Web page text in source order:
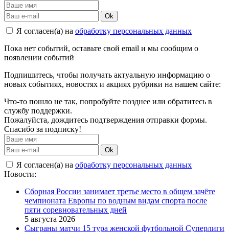
Ok
Я согласен(а) на обработку персональных данных
Пока нет событий, оставьте свой email и мы сообщим о
появлении событий
Подпишитесь, чтобы получать актуальную информацию о
новых событиях, новостях и акциях рубрики на нашем сайте:
Что-то пошло не так, попробуйте позднее или обратитесь в
службу поддержки.
Пожалуйста, дождитесь подтверждения отправки формы.
Спасибо за подписку!
Ok
Я согласен(а) на обработку персональных данных
Новости:
Сборная России занимает третье место в общем зачёте
чемпионата Европы по водным видам спорта после
пяти соревновательных дней
5 августа 2026
Сыграны матчи 15 тура женской футбольной Суперлиги